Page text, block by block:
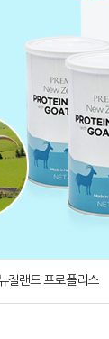
질랜드 프로폴리스